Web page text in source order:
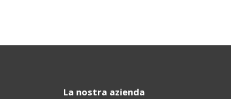
La nostra azienda